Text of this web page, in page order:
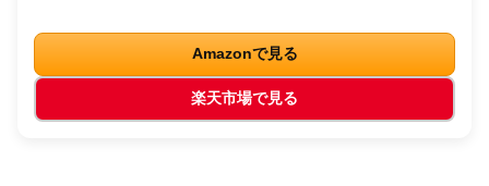
Amazonで見る
楽天市場で見る